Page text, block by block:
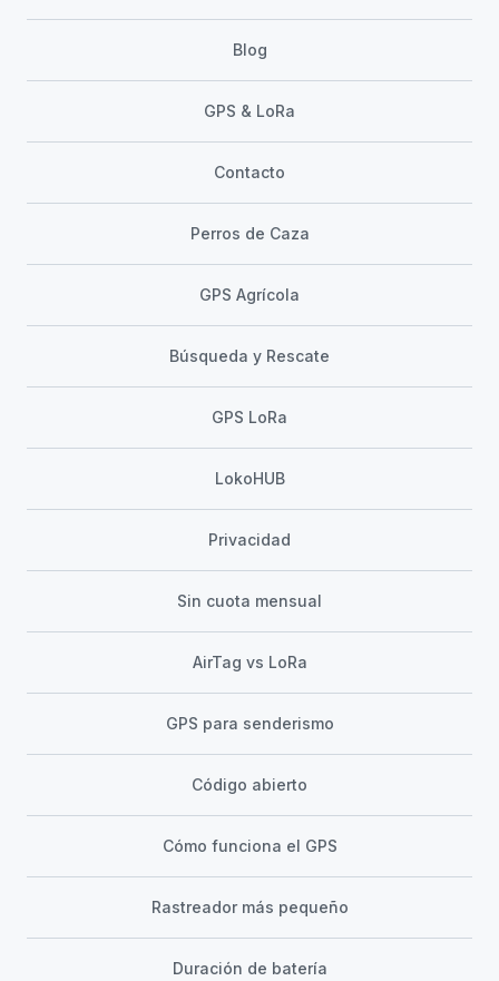
Blog
GPS & LoRa
Contacto
Perros de Caza
GPS Agrícola
Búsqueda y Rescate
GPS LoRa
LokoHUB
Privacidad
Sin cuota mensual
AirTag vs LoRa
GPS para senderismo
Código abierto
Cómo funciona el GPS
Rastreador más pequeño
Duración de batería